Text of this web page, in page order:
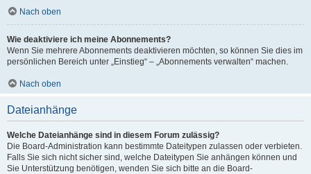
Nach oben
Wie deaktiviere ich meine Abonnements?
Wenn Sie mehrere Abonnements deaktivieren möchten, so können Sie dies im
persönlichen Bereich unter „Einstieg“ – „Abonnements verwalten“ machen.
Nach oben
Dateianhänge
Welche Dateianhänge sind in diesem Forum zulässig?
Die Board-Administration kann bestimmte Dateitypen zulassen oder verbieten.
Falls Sie sich nicht sicher sind, welche Dateitypen Sie anhängen können und
Sie Unterstützung benötigen, wenden Sie sich bitte an die Board-